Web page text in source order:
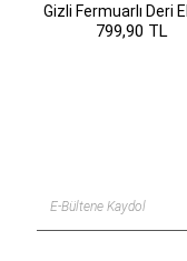
Gizli Fermuarlı Deri
799,90 TL